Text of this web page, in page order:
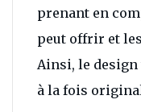
prenant en
peut offrir et
Ainsi, le
à la fois